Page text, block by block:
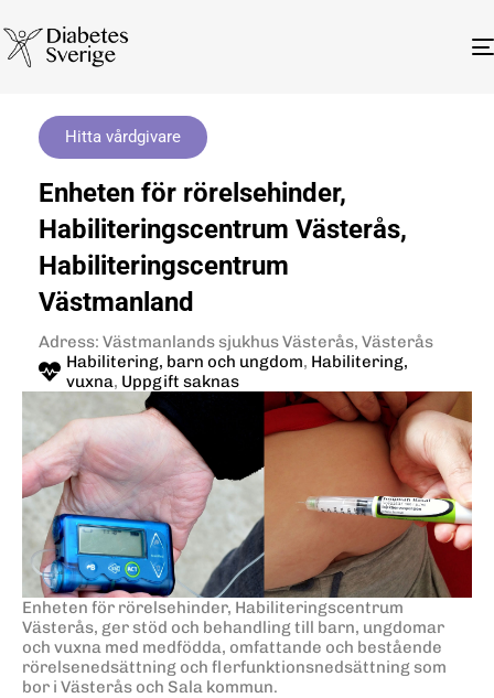
Hitta vårdgivare
Enheten för rörelsehinder,
Habiliteringscentrum Västerås,
Habiliteringscentrum
Västmanland
Adress: Västmanlands sjukhus Västerås, Västerås
Habilitering, barn och ungdom, Habilitering,
vuxna, Uppgift saknas
Enheten för rörelsehinder, Habiliteringscentrum
Västerås, ger stöd och behandling till barn, ungdomar
och vuxna med medfödda, omfattande och bestående
rörelsenedsättning och flerfunktionsnedsättning som
bor i Västerås och Sala kommun.